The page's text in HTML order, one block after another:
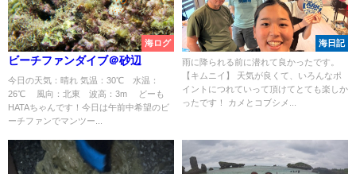
海ログ
ビーチファンダイブ＠砂辺
今日の天気：晴れ 気温：30℃ 水温：
26℃ 風向：北東 波高：3m どーも
HATAちゃんです！今日は午前中希望のビ
ーチファンでマンツー...
海日記
雨に降られる前に潜れて良かったです。
【キムニイ】 天気が良くて、いろんなポ
イントにつれていって頂けてとても楽しか
ったです！ カメとコブシメ...